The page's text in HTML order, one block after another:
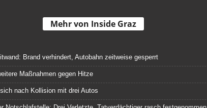
Mehr von Inside Graz
Brand verhindert, Autobahn zeitweise gesperrt
Maßnahmen gegen Hitze
nach Kollision mit drei Autos